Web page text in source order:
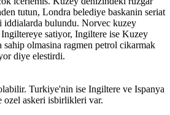
tutun, Londra belediye baskanin seriat
iddialarda bulundu. Norvec kuzey
satiyor, Ingiltere ise Kuzey
sahip olmasina ragmen petrol cikarmak
diye elestirdi.
Turkiye'nin ise Ingiltere ve Ispanya
ozel askeri isbirlikleri var.